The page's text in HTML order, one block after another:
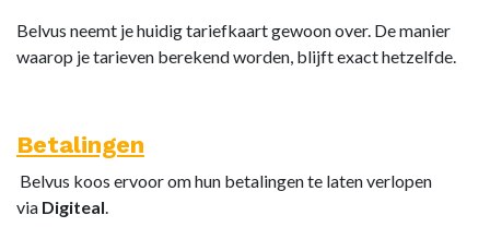
Belvus neemt je huidig tariefkaart gewoon over. De manier
waarop je tarieven berekend worden, blijft exact hetzelfde.
Betalingen
Belvus koos ervoor om hun betalingen te laten verlopen
via Digiteal.